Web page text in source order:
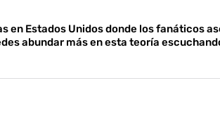
en Estados Unidos donde los fanáticos
abundar más en esta teoría